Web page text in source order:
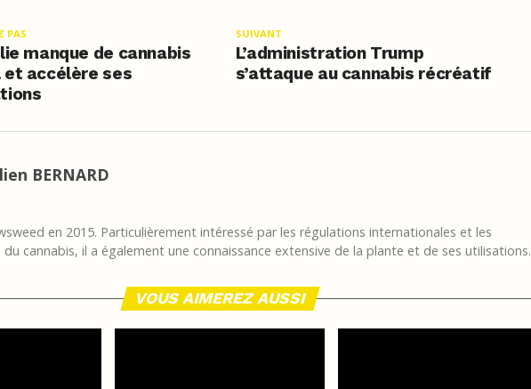
SUIVANT
L’administration Trump
s’attaque au cannabis récréatif
PAS
manque de cannabis
et accélère ses
BERNARD
en 2015. Particulièrement intéressé par les régulations internationales et les
cannabis, il a également une connaissance extensive de la plante et de ses utilisations.
VOUS AIMEREZ AUSSI